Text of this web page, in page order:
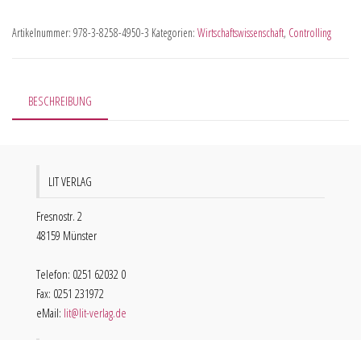
Artikelnummer: 978-3-8258-4950-3 Kategorien: Wirtschaftswissenschaft, Controlling
BESCHREIBUNG
LIT VERLAG
Fresnostr. 2
48159 Münster
Telefon: 0251 62032 0
Fax: 0251 231972
eMail: lit@lit-verlag.de